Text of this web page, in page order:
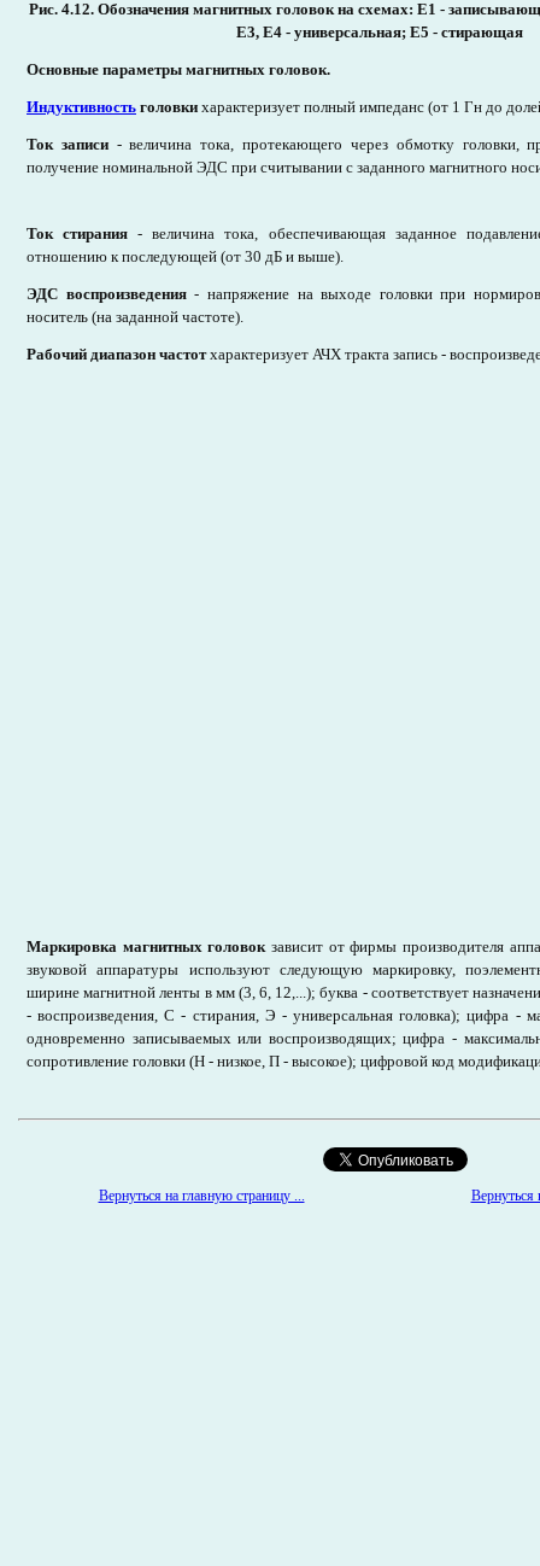
Рис. 4.12. Обозначения магнитных головок на схемах: Е1 -
Е3, Е4 - универсальная; Е5 - стирающая
Основные параметры магнитных головок.
Индуктивность головки характеризует полный импеданс (от 1 Гн до
Ток записи- величина тока, протекающего через обмотку головки,
получение номинальной ЭДС при считывании с заданного магнитного
Ток стирания - величина тока, обеспечивающая заданное
отношению к последующей (от 30 дБ и выше).
ЭДС воспроизведения- напряжение на выходе головки при
носитель (на заданной частоте).
Рабочий диапазон частотхарактеризует АЧХ тракта запись -
Маркировка магнитных головокзависит от фирмы производителя
звуковой аппаратуры используют следующую маркировку,
ширине магнитной ленты в мм (3, 6, 12,...); буква - соответствует
- воспроизведения, С - стирания, Э - универсальная головка); цифра -
одновременно записываемых или воспроизводящих; цифра -
сопротивление головки (Н - низкое, П - высокое); цифровой код
Вернуться